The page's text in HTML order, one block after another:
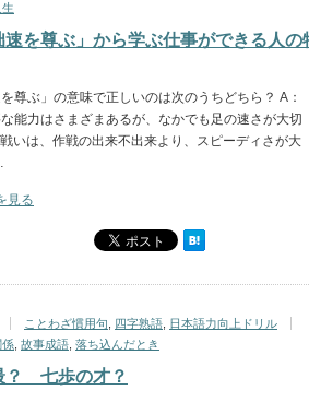
生
速を尊ぶ」から学ぶ仕事ができる人の
を尊ぶ」の意味で正しいのは次のうちどちら？ A：
能力はさまざまあるが、なかでも足の速さが大切
いは、作戦の出来不出来より、スピーディさが大
見る
ことわざ慣用句 四字熟語 日本語力向上ドリル
係 故事成語 落ち込んだとき
？ 七歩の才？